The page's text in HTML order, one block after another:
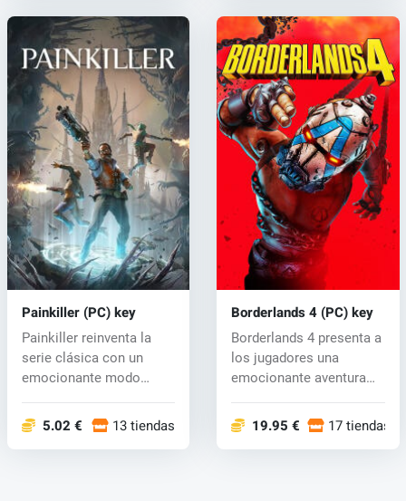
Painkiller (PC) key
Painkiller reinventa la
serie clásica con un
emocionante modo
5.02 € 13 tiendas
Borderlands 4 (PC) key
Borderlands 4 presenta a
los jugadores una
emocionante aventura
19.95 € 17 tiendas